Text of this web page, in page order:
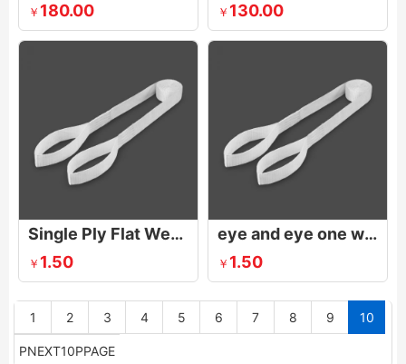
￥ 180.00 ￥ 130.00
Single Ply Flat Webbing Sling
￥ 1.50
eye and eye one way sling
￥ 1.50
1 2 3 4 5 6 7 8 9 10
PNEXT10PPAGE